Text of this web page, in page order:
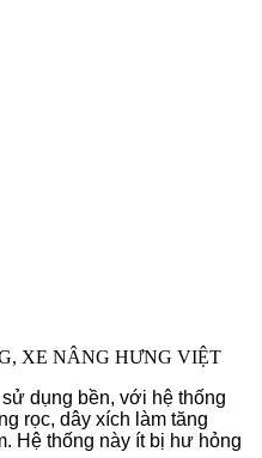
XE NÂNG HƯNG VIỆT
dụng bền, với hệ thống
rọc, dây xích làm tăng
Hệ thống này ít bị hư hỏng